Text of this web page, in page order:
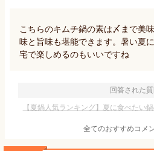
こちらのキムチ鍋の素は〆まで美
味と旨味も堪能できます。暑い夏
宅で楽しめるのもいいですね
回答された質
【夏鍋人気ランキング】夏に食べたい
全てのおすすめコメ